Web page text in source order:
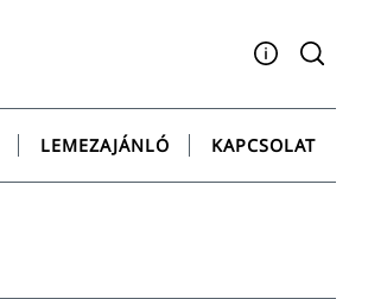
Facebook
YouTubeInstagram
TwitterSpotify
LEMEZAJÁNLÓ KAPCSOLAT